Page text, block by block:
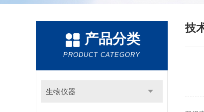
产品分类
PRODUCT CATEGORY
生物仪器
技